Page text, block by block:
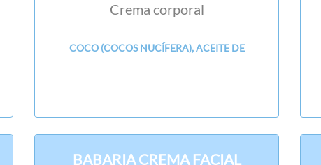
Crema corporal
COCO (COCOS NUCÍFERA), ACEITE DE
BABARIA CREMA FACIAL